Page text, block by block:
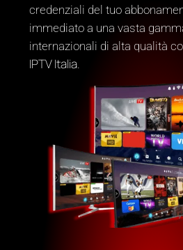
credenziali del tuo
immediato a una vasta
internazionali di alta qualità
IPTV Italia.